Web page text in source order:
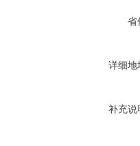
省
详细地
补充说